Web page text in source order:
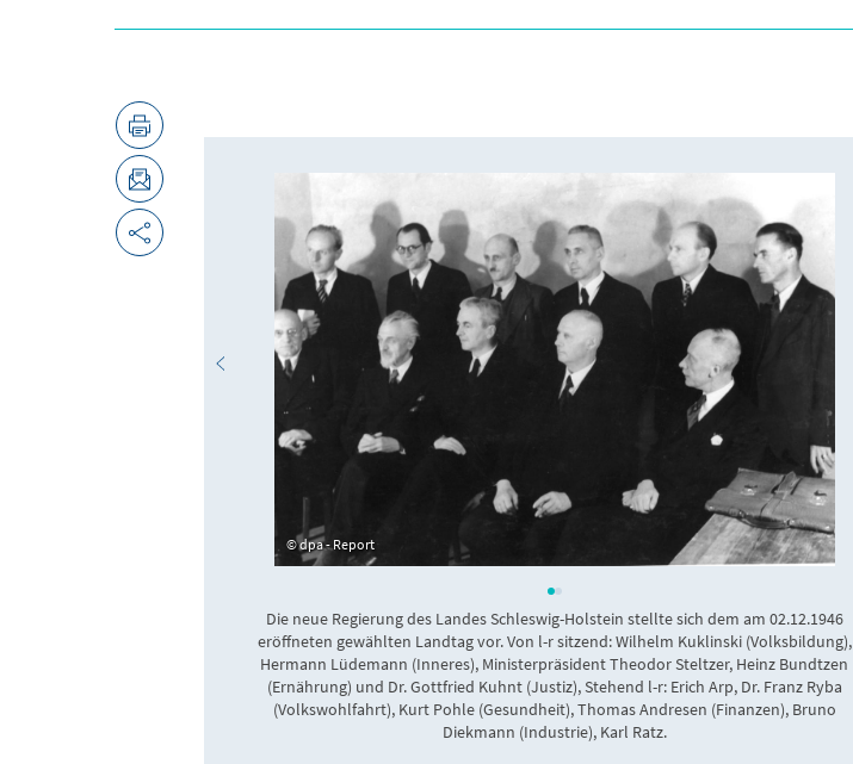
dpa - Report
Die neue Regierung des Landes Schleswig-Holstein stellte sich dem am 02.12.1946
eröffneten gewählten Landtag vor. Von l-r sitzend: Wilhelm Kuklinski (Volksbildung),
Hermann Lüdemann (Inneres), Ministerpräsident Theodor Steltzer, Heinz Bundtzen
(Ernährung) und Dr. Gottfried Kuhnt (Justiz), Stehend l-r: Erich Arp, Dr. Franz Ryba
(Volkswohlfahrt), Kurt Pohle (Gesundheit), Thomas Andresen (Finanzen), Bruno
Diekmann (Industrie), Karl Ratz.